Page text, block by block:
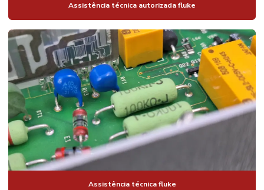
Assistência técnica autorizada fluke
Assistência técnica fluke